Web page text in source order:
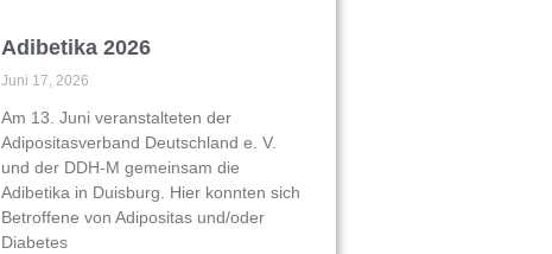
Adibetika 2026
Juni 17, 2026
Am 13. Juni veranstalteten der
Adipositasverband Deutschland e. V.
und der DDH-M gemeinsam die
Adibetika in Duisburg. Hier konnten sich
Betroffene von Adipositas und/oder
Diabetes